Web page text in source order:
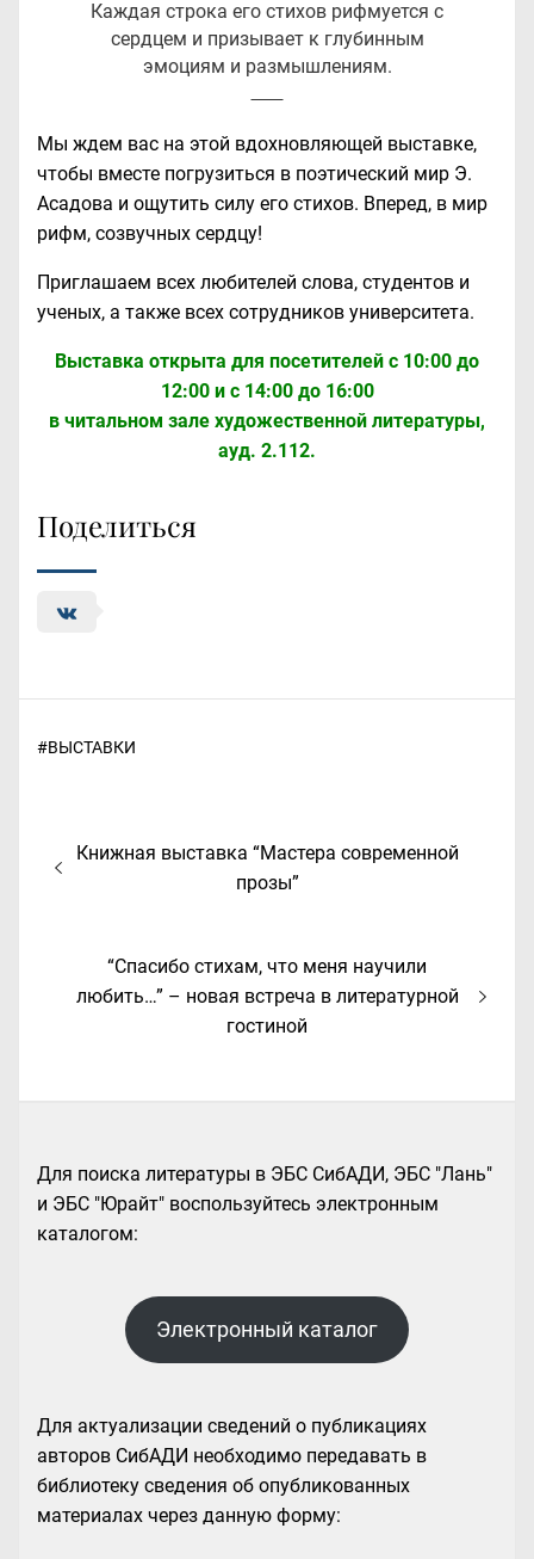
Каждая строка его стихов рифмуется с
сердцем и призывает к глубинным
эмоциям и размышлениям.
Мы ждем вас на этой вдохновляющей выставке,
чтобы вместе погрузиться в поэтический мир Э.
Асадова и ощутить силу его стихов. Вперед, в мир
рифм, созвучных сердцу!
Приглашаем всех любителей слова, студентов и
ученых, а также всех сотрудников университета.
Выставка открыта для посетителей с 10:00 до
12:00 и с 14:00 до 16:00
в читальном зале художественной литературы,
ауд. 2.112.
Поделиться
#ВЫСТАВКИ
Навигация
по
Предыдущая
Книжная выставка “Мастера современной
прозы”
Следующая
запись:
“Спасибо стихам, что меня научили
любить…” – новая встреча в литературной
гостиной
Для поиска литературы в ЭБС СибАДИ, ЭБС "Лань"
и ЭБС "Юрайт" воспользуйтесь электронным
каталогом:
Электронный каталог
Для актуализации сведений о публикациях
авторов СибАДИ необходимо передавать в
библиотеку сведения об опубликованных
материалах через данную форму: